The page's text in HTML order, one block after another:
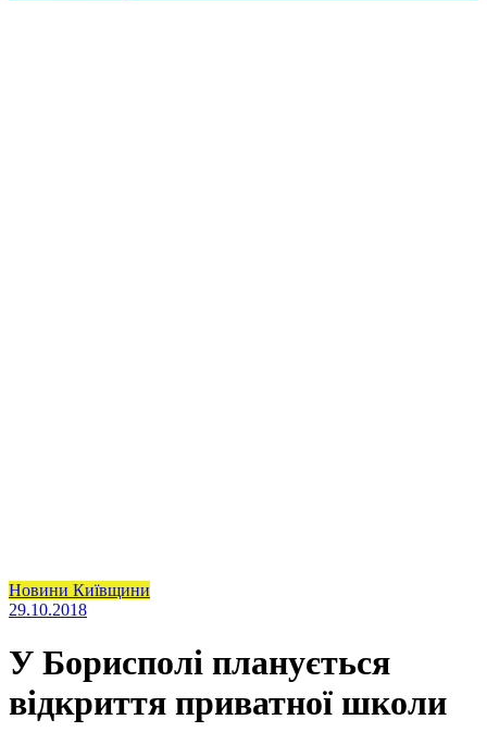
Новини Київщини
29.10.2018
У Борисполі планується
відкриття приватної школи